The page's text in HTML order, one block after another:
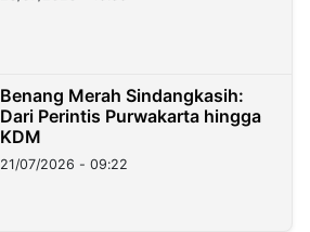
Benang Merah Sindangkasih:
Dari Perintis Purwakarta hingga
KDM
21/07/2026 - 09:22